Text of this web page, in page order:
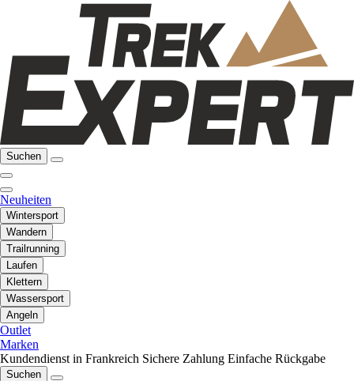
Suchen
Neuheiten
Wintersport
Wandern
Trailrunning
Laufen
Klettern
Wassersport
Angeln
Outlet
Marken
Kundendienst in Frankreich Sichere Zahlung Einfache Rückgabe
Suchen